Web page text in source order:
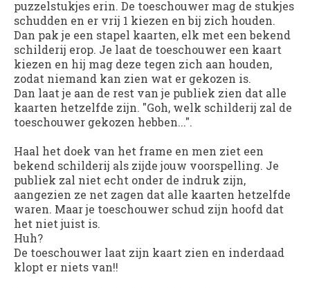
puzzelstukjes erin. De toeschouwer mag de stukjes
schudden en er vrij 1 kiezen en bij zich houden.
Dan pak je een stapel kaarten, elk met een bekend
schilderij erop. Je laat de toeschouwer een kaart
kiezen en hij mag deze tegen zich aan houden,
zodat niemand kan zien wat er gekozen is.
Dan laat je aan de rest van je publiek zien dat alle
kaarten hetzelfde zijn. "Goh, welk schilderij zal de
toeschouwer gekozen hebben...".
Haal het doek van het frame en men ziet een
bekend schilderij als zijde jouw voorspelling. Je
publiek zal niet echt onder de indruk zijn,
aangezien ze net zagen dat alle kaarten hetzelfde
waren. Maar je toeschouwer schud zijn hoofd dat
het niet juist is.
Huh?
De toeschouwer laat zijn kaart zien en inderdaad
klopt er niets van!!